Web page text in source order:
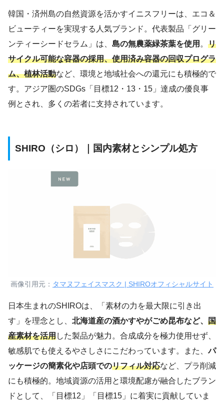
韓国・済州島の自然資源を活かすイニスフリーは、エコ＆
ビューティーを実現する人気ブランド。代表製品「グリー
ンティーシードセラム」は、 島の無農薬緑茶葉を使用 。 リ
サイクル可能な容器の採用、使用済み容器の回収プログラ
ム、植林活動など、環境と地域社会への還元にも積極的で
す。アジア圏のSDGs「目標12・13・15」達成の優良事
例とされ、多くの若者に支持されています。
SHIRO（シロ）｜国内素材とシンプル処方
画像引用元： タマヌフェイスマスク | SHIROオフィシャルサイト
日本生まれのSHIROは、「素材の力を最大限に引き出
す」を理念とし、 北海道産の酒かすやがごめ昆布など、 国
産素材を活用した製品が魅力。合成成分を極力使用せず、
敏感肌でも使えるやさしさにこだわっています。また、パ
ッケージの簡素化や店頭でのリフィル対応など、プラ削減
にも積極的。地域資源の活用と環境配慮が融合したブラン
ドとして、「目標12」「目標15」に着実に貢献していま